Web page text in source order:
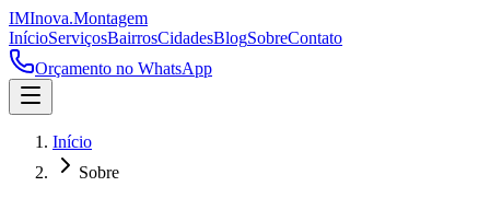
IMInova.Montagem
InícioServiçosBairrosCidadesBlogSobreContato
Orçamento no WhatsApp
Início
Sobre